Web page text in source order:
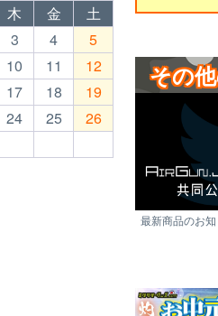
その
最新商品のお
木 金
土
3 4
5
10 11
12
17 18
19
24 25
26